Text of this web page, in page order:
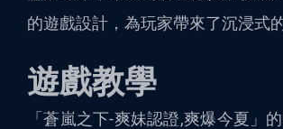
的遊戲設計，為玩家帶來了沉浸式
遊戲教學
「蒼嵐之下-爽妹認證,爽爆今夏 」